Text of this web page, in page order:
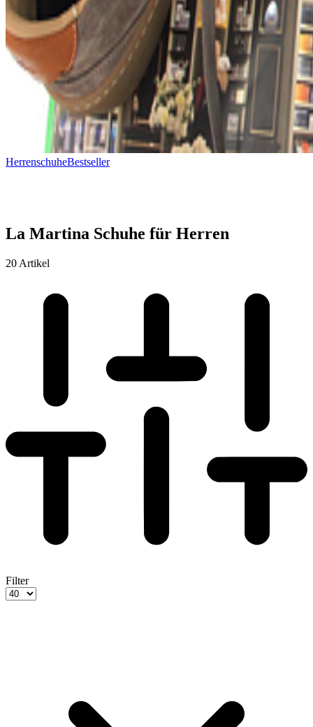
HerrenschuheBestseller
La Martina Schuhe für Herren
20 Artikel
Filter